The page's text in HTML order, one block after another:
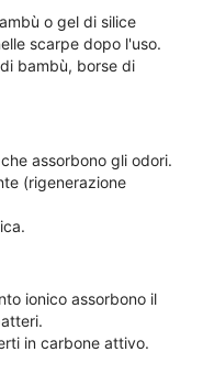
o gel di silice
scarpe dopo l'uso.
bambù, borse di
assorbono gli odori.
(rigenerazione
ionico assorbono il
in carbone attivo.